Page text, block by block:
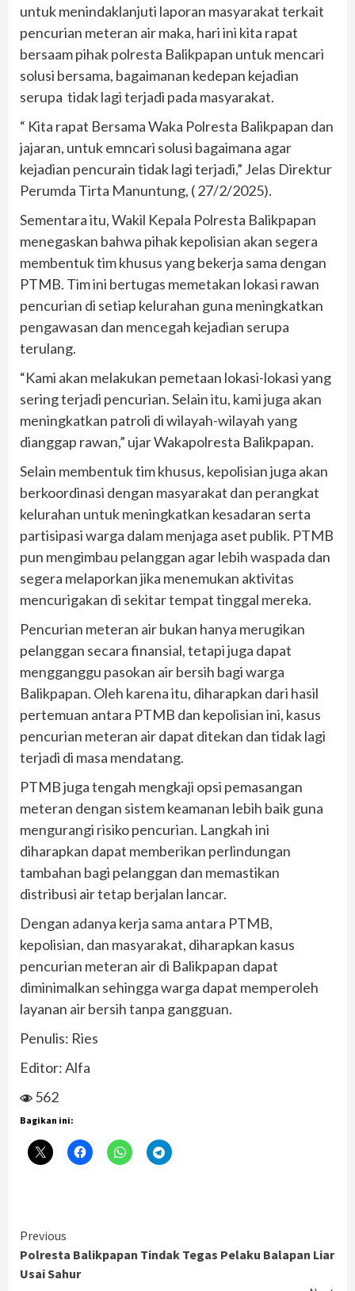
untuk menindaklanjuti laporan masyarakat terkait
pencurian meteran air maka, hari ini kita rapat
bersaam pihak polresta Balikpapan untuk mencari
solusi bersama, bagaimanan kedepan kejadian
serupa tidak lagi terjadi pada masyarakat.
“ Kita rapat Bersama Waka Polresta Balikpapan dan
jajaran, untuk emncari solusi bagaimana agar
kejadian pencurain tidak lagi terjadi,” Jelas Direktur
Perumda Tirta Manuntung, ( 27/2/2025).
Sementara itu, Wakil Kepala Polresta Balikpapan
menegaskan bahwa pihak kepolisian akan segera
membentuk tim khusus yang bekerja sama dengan
PTMB. Tim ini bertugas memetakan lokasi rawan
pencurian di setiap kelurahan guna meningkatkan
pengawasan dan mencegah kejadian serupa
terulang.
“Kami akan melakukan pemetaan lokasi-lokasi yang
sering terjadi pencurian. Selain itu, kami juga akan
meningkatkan patroli di wilayah-wilayah yang
dianggap rawan,” ujar Wakapolresta Balikpapan.
Selain membentuk tim khusus, kepolisian juga akan
berkoordinasi dengan masyarakat dan perangkat
kelurahan untuk meningkatkan kesadaran serta
partisipasi warga dalam menjaga aset publik. PTMB
pun mengimbau pelanggan agar lebih waspada dan
segera melaporkan jika menemukan aktivitas
mencurigakan di sekitar tempat tinggal mereka.
Pencurian meteran air bukan hanya merugikan
pelanggan secara finansial, tetapi juga dapat
mengganggu pasokan air bersih bagi warga
Balikpapan. Oleh karena itu, diharapkan dari hasil
pertemuan antara PTMB dan kepolisian ini, kasus
pencurian meteran air dapat ditekan dan tidak lagi
terjadi di masa mendatang.
PTMB juga tengah mengkaji opsi pemasangan
meteran dengan sistem keamanan lebih baik guna
mengurangi risiko pencurian. Langkah ini
diharapkan dapat memberikan perlindungan
tambahan bagi pelanggan dan memastikan
distribusi air tetap berjalan lancar.
Dengan adanya kerja sama antara PTMB,
kepolisian, dan masyarakat, diharapkan kasus
pencurian meteran air di Balikpapan dapat
diminimalkan sehingga warga dapat memperoleh
layanan air bersih tanpa gangguan.
Penulis: Ries
Editor: Alfa
562
Bagikan ini:
Continue
Reading
Previous
Polresta Balikpapan Tindak Tegas Pelaku Balapan Liar
Usai Sahur